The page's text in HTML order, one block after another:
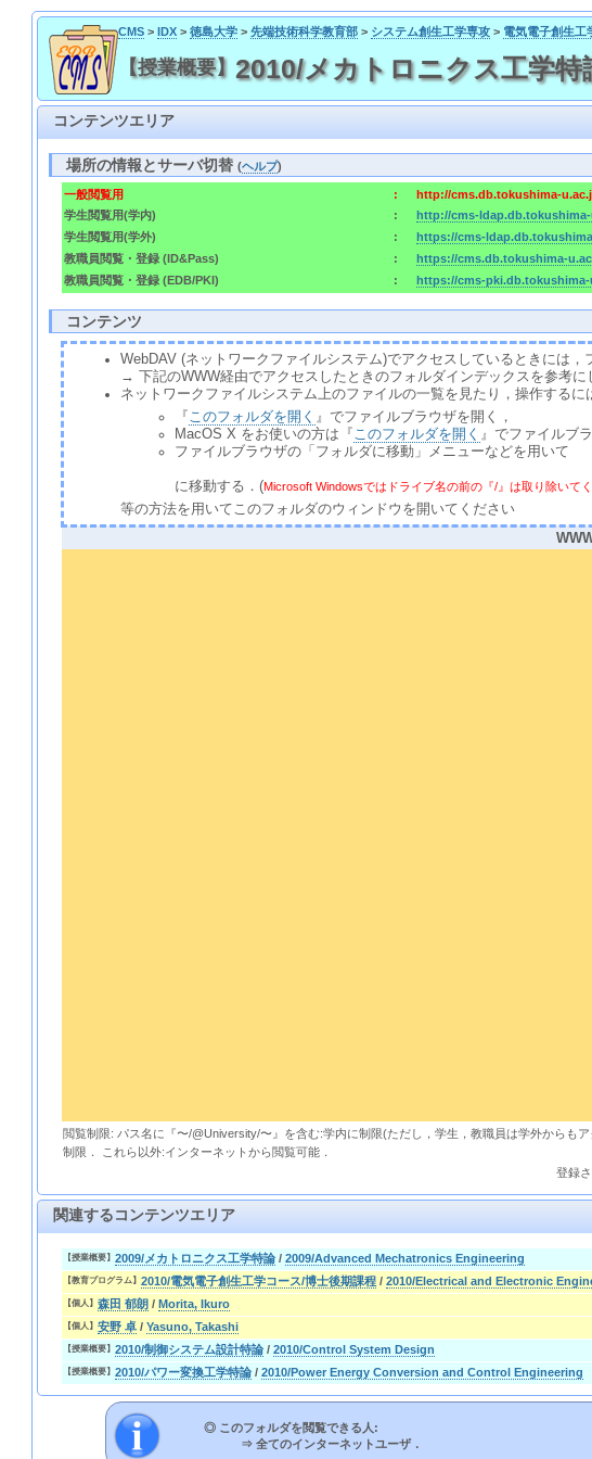
CMS> IDX> 徳島大学> 先端技術科学教育部> システム創生工学専攻> 電気電子創生工
【授業概要】 2010/メカトロニクス工学
コンテンツエリア
場所の情報とサーバ切替(ヘルプ)
一般閲覧用 :
http://cms.db.tokushima-
学生閲覧用(学内)
:
http://cms-ldap.db.tokushima-
学生閲覧用(学外)
:
https://cms-
教職員閲覧・登録 (ID&Pass)
:
https://cms.db.tokushima-
教職員閲覧・登録 (EDB/PKI)
: https://cms-pki.db.tokushima-
コンテンツ
WebDAV (ネットワークファイルシステム)でアクセスしているときには，
→ 下記のWWW経由でアクセスしたときのフォルダインデックスを参考に
ネットワークファイルシステム上のファイルの一覧を見たり，操作するに
『 このフォルダを開く 』でファイルブラウザを開く，
MacOS X をお使いの方は『 このフォルダを開く 』でファイルブ
ファイルブラウザの「フォルダに移動」メニューなどを用いて
に移動する．(Microsoft Windowsではドライブ名の前の『/』は取り除いて
等の方法を用いてこのフォルダのウィンドウを開いてください
閲覧制限: パス名に『〜/@University/〜』を含む:学内に制限(ただし，学生，教職員は学外からも
制限． これら以外:インターネットから閲覧可能．
登録
関連するコンテンツエリア
【授業概要】2009/メカトロニクス工学特論 /2009/Advanced Mechatronics Engineering
【教育プログラム】2010/電気電子創生工学コース/博士後期課程 /2010/Electrical and Electronic
【個人】森田 郁朗 /Morita, Ikuro
【個人】安野 卓 /Yasuno, Takashi
【授業概要】2010/制御システム設計特論 /2010/Control System Design
【授業概要】2010/パワー変換工学特論 /2010/Power Energy Conversion and Control Engineering
◎ このフォルダを閲覧できる人:
⇒全てのインターネットユーザ．